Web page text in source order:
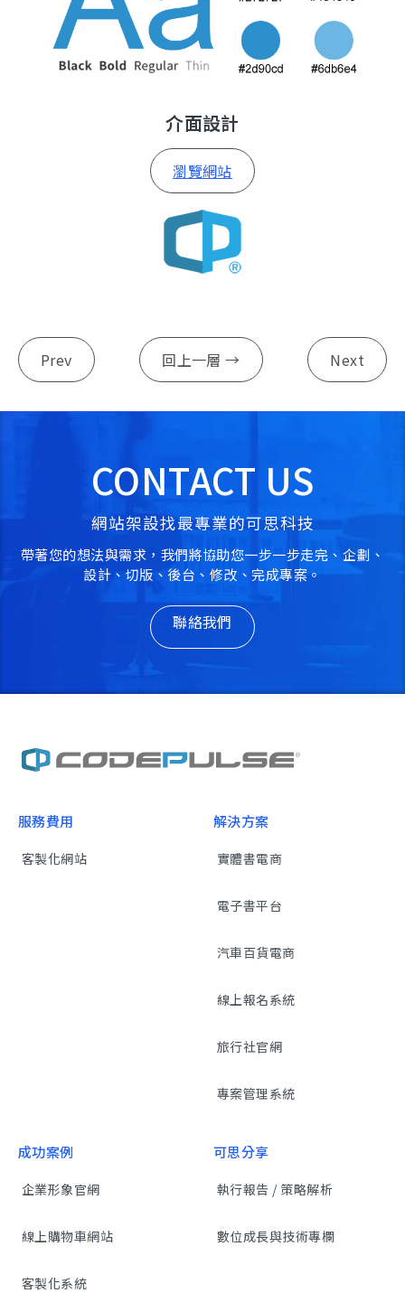
介面設計
瀏覽網站
Prev 回上一層 → Next
CONTACT US
網站架設找最專業的可思科技
帶著您的想法與需求，我們將協助您一步一步走完、企劃、
設計、切版、後台、修改、完成專案。
聯絡我們
服務費用
客製化網站
解決方案
實體書電商
電子書平台
汽車百貨電商
線上報名系統
旅行社官網
專案管理系統
成功案例
企業形象官網
線上購物車網站
客製化系統
可思分享
執行報告 / 策略解析
數位成長與技術專欄